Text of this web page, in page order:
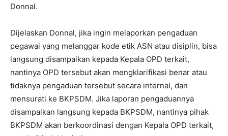
Donnal.
Dijelaskan Donnal, jika ingin melaporkan pengaduan
pegawai yang melanggar kode etik ASN atau disiplin, bisa
langsung disampaikan kepada Kepala OPD terkait,
nantinya OPD tersebut akan mengklarifikasi benar atau
tidaknya pengaduan tersebut secara internal, dan
mensurati ke BKPSDM. Jika laporan pengaduannya
disampaikan langsung kepada BKPSDM, nantinya pihak
BKPSDM akan berkoordinasi dengan Kepala OPD terkait,